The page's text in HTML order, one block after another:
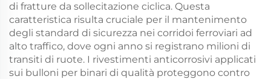
di fratture da sollecitazione ciclica. Questa
caratteristica risulta cruciale per il mantenimento
degli standard di sicurezza nei corridoi ferroviari ad
alto traffico, dove ogni anno si registrano milioni di
transiti di ruote. I rivestimenti anticorrosivi applicati
sui bulloni per binari di qualità proteggono contro